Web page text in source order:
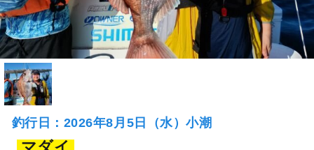
釣行日：2026年8月5日（水）小潮